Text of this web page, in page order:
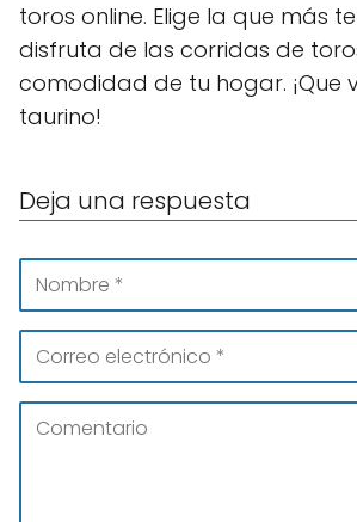
toros online. Elige la que más
disfruta de las corridas de
comodidad de tu hogar. ¡Que
taurino!
Deja una respuesta